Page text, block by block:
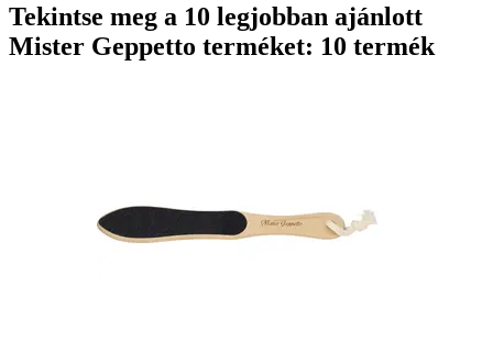
Tekintse meg a 10 legjobban ajánlott
Mister Geppetto terméket: 10 termék